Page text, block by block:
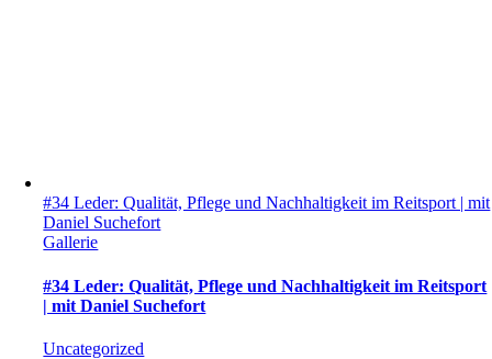
#34 Leder: Qualität, Pflege und Nachhaltigkeit im Reitsport | mit
Daniel Suchefort
Gallerie
#34 Leder: Qualität, Pflege und Nachhaltigkeit im Reitsport
| mit Daniel Suchefort
Uncategorized